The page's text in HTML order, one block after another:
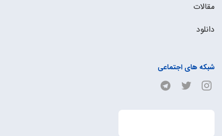
مقالات
دانلود
شبکه های اجتماعی